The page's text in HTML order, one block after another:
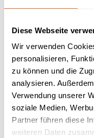
Diese Webseite
Wir verwenden
personalisieren,
zu können und die
analysieren.
Verwendung unserer
soziale Medien,
Partner führen diese
weiteren Daten
AI Agent